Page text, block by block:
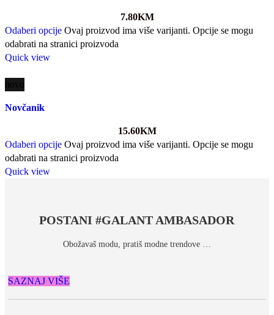
7.80KM
Odaberi opcije Ovaj proizvod ima više varijanti. Opcije se mogu
odabrati na stranici proizvoda
Quick view
Novčanik
15.60KM
Odaberi opcije Ovaj proizvod ima više varijanti. Opcije se mogu
odabrati na stranici proizvoda
Quick view
POSTANI #GALANT AMBASADOR
Obožavaš modu, pratiš modne trendove …
SAZNAJ VIŠE